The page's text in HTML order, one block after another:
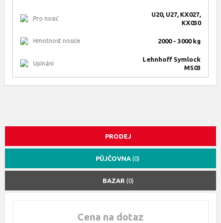
Pro nosič
U20, U27, KX027,
KX030
Hmotnost nosiče 2000 - 3000 kg
Upínání
Lehnhoff Symlock
MS03
PRODEJ
PŮJČOVNA (0)
BAZAR (0)
Cena na dotaz